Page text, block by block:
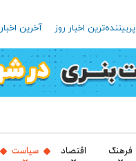
پربیننده‌ترین اخبار روز آخرین اخبار